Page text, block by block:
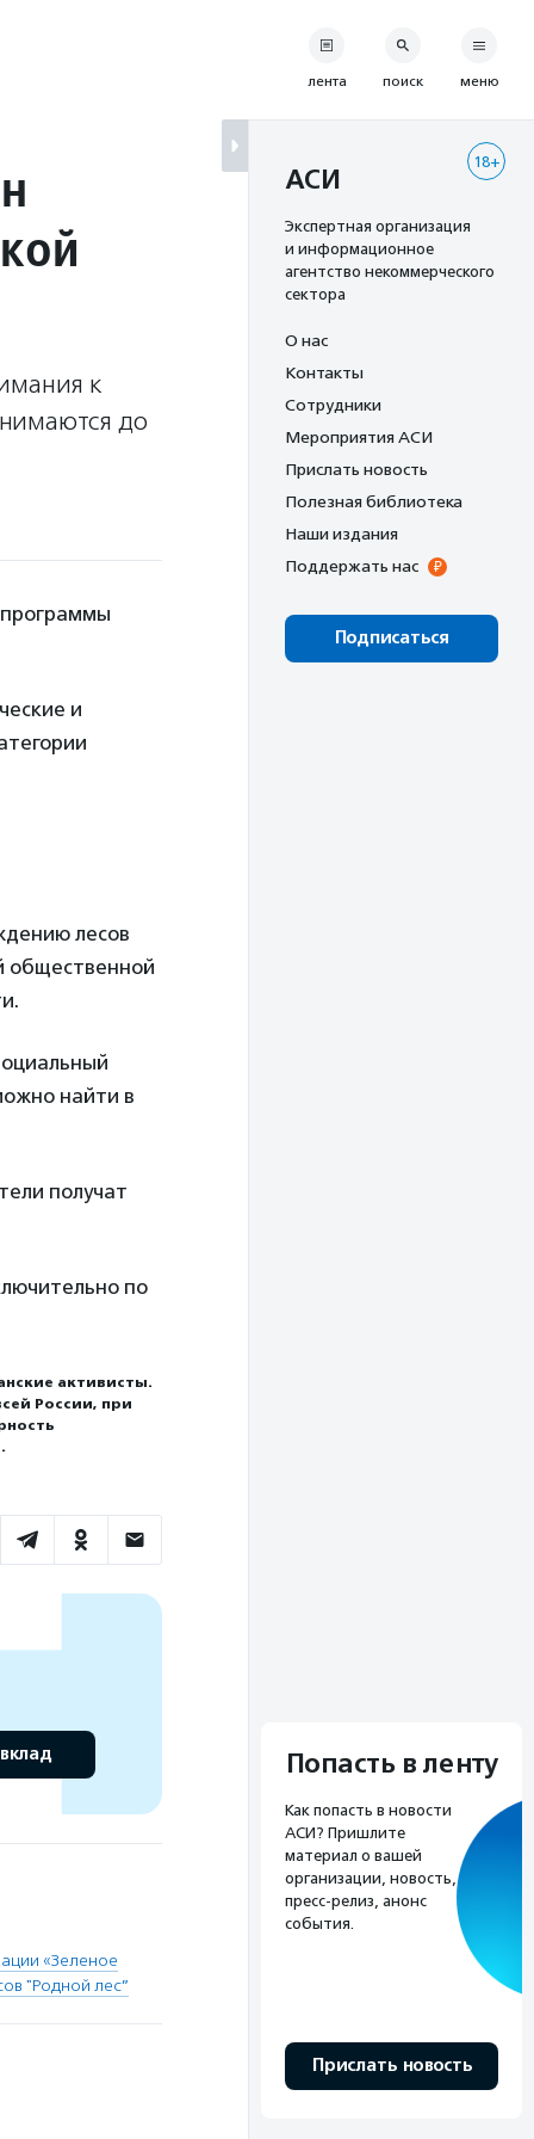
к
до
и
лесов
общественной
найти в
получат
по
активисты.
России, при
«Зеленое
"Родной лес”
лента поиск меню
18+
АСИ
Экспертная организация
и информационное
агентство некоммерческого
сектора
О нас
Контакты
Сотрудники
Мероприятия АСИ
Прислать новость
Полезная библиотека
Наши издания
Поддержать нас
Подписаться
Попасть в ленту
Как попасть в новости
АСИ? Пришлите
материал о вашей
организации, новость,
пресс-релиз, анонс
события.
Прислать новость